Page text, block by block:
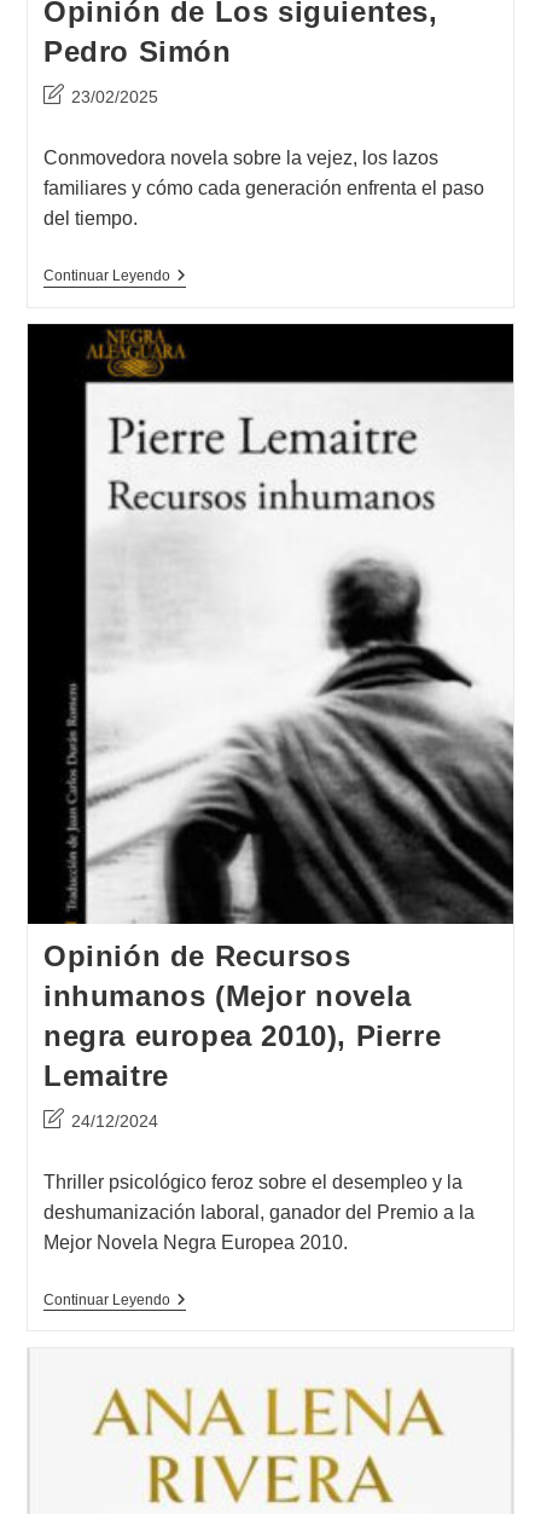
Opinión de Los siguientes,
Pedro Simón
Última
de
la
entrada:
23/02/2025
Conmovedora novela sobre la vejez, los lazos
familiares y cómo cada generación enfrenta el paso
del tiempo.
Continuar LeyendoOpinión
Pedro
Opinión de Recursos
inhumanos (Mejor novela
negra europea 2010), Pierre
Lemaitre
Última
la
entrada:
24/12/2024
Thriller psicológico feroz sobre el desempleo y la
deshumanización laboral, ganador del Premio a la
Mejor Novela Negra Europea 2010.
Continuar LeyendoOpinión
Novela
Negra
Europea
2010),
Pierre
Lemaitre